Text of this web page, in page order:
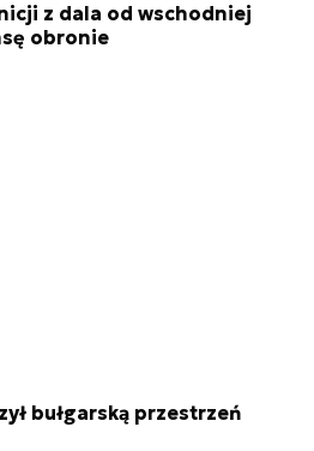
z dala od wschodniej
obronie
bułgarską przestrzeń